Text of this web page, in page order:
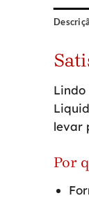
Lindo
levar
Por